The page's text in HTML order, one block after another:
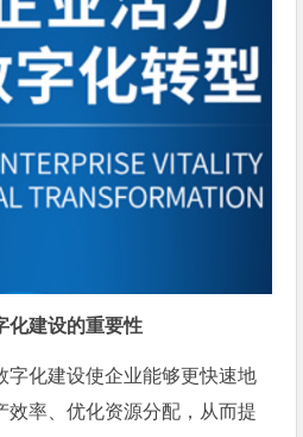
化建设的重要性
字化建设使企业能够更快速地
效率、优化资源分配，从而提